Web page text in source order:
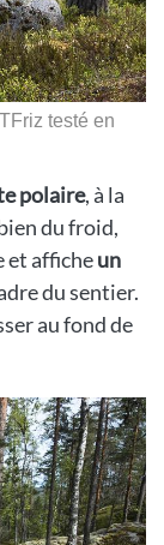
testé en
polaire, à la
du froid,
et afficheun
du sentier.
au fond de